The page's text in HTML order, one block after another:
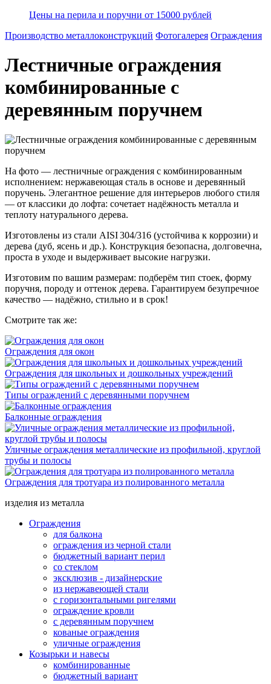
Цены на перила и поручни от 15000 рублей
Производство металлоконструкций Фотогалерея Ограждения
Лестничные ограждения
комбинированные с
деревянным поручнем
На фото — лестничные ограждения с комбинированным
исполнением: нержавеющая сталь в основе и деревянный
поручень. Элегантное решение для интерьеров любого стиля
— от классики до лофта: сочетает надёжность металла и
теплоту натурального дерева.
Изготовлены из стали AISI 304/316 (устойчива к коррозии) и
дерева (дуб, ясень и др.). Конструкция безопасна, долговечна,
проста в уходе и выдерживает высокие нагрузки.
Изготовим по вашим размерам: подберём тип стоек, форму
поручня, породу и оттенок дерева. Гарантируем безупречное
качество — надёжно, стильно и в срок!
Смотрите так же:
Ограждения для окон
Ограждения для школьных и дошкольных учреждений
Типы ограждений с деревянными поручнем
Балконные ограждения
Уличные ограждения металлические из профильной, круглой
трубы и полосы
Ограждения для тротуара из полированного металла
изделия из металла
Ограждения
для балкона
ограждения из черной стали
бюджетный вариант перил
со стеклом
эксклюзив - дизайнерские
из нержавеющей стали
с горизонтальными ригелями
ограждение кровли
с деревянным поручнем
кованые ограждения
уличные ограждения
Козырьки и навесы
комбинированные
бюджетный вариант